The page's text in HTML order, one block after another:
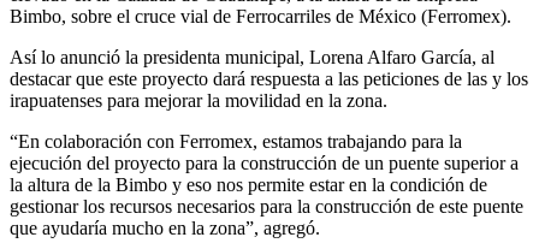
Bimbo, sobre el cruce vial de Ferrocarriles de México (Ferromex).
Así lo anunció la presidenta municipal, Lorena Alfaro García, al
destacar que este proyecto dará respuesta a las peticiones de las y los
irapuatenses para mejorar la movilidad en la zona.
“En colaboración con Ferromex, estamos trabajando para la
ejecución del proyecto para la construcción de un puente superior a
la altura de la Bimbo y eso nos permite estar en la condición de
gestionar los recursos necesarios para la construcción de este puente
que ayudaría mucho en la zona”, agregó.